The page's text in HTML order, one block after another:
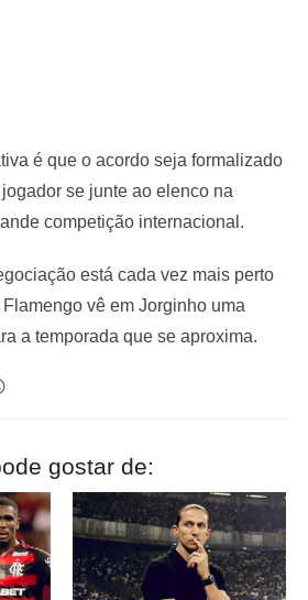
é que o acordo seja formalizado
se junte ao elenco na
competição internacional.
está cada vez mais perto
vê em Jorginho uma
a temporada que se aproxima.
gostar de: